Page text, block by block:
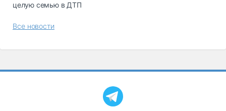
целую семью в ДТП
Все новости